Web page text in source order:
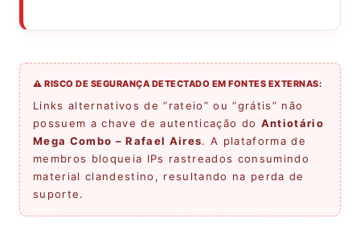
⚠️ RISCO DE SEGURANÇA DETECTADO EM FONTES EXTERNAS:
Links alternativos de “rateio” ou “grátis” não
possuem a chave de autenticação do Antiotário
Mega Combo – Rafael Aires. A plataforma de
membros bloqueia IPs rastreados consumindo
material clandestino, resultando na perda de
suporte.